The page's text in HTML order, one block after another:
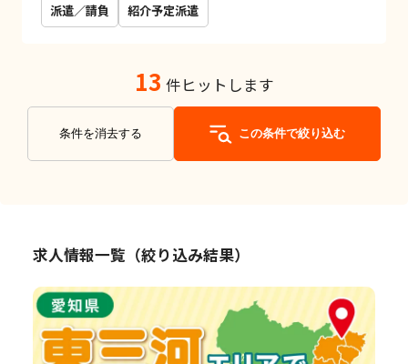
派遣／請負 紹介予定派遣
13 件ヒットします
条件を消去する この条件で絞り込む
求人情報一覧（絞り込み結果）